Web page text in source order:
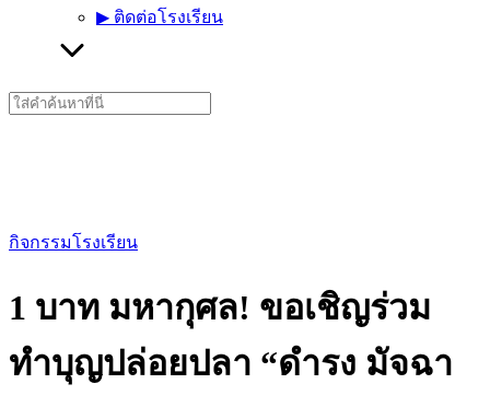
▶︎ ติดต่อโรงเรียน
Search
for:
กิจกรรมโรงเรียน
1 บาท มหากุศล! ขอเชิญร่วม
ทำบุญปล่อยปลา “ดำรง มัจฉา